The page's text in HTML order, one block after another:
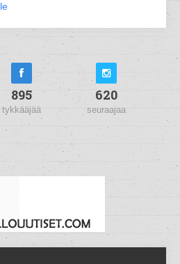
895
tykkääjää
620
seuraajaa